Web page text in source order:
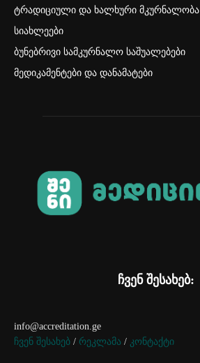
ტრადიციული და ხალხური მკურნალობა
სიახლეები
ბუნებრივი სამკურნალო საშუალებები
მედიკამენტები და დანამატები
ჩვენ შესახებ:
info@accreditation.ge
ჩვენ შესახებ / რეკლამა / კონტაქტი